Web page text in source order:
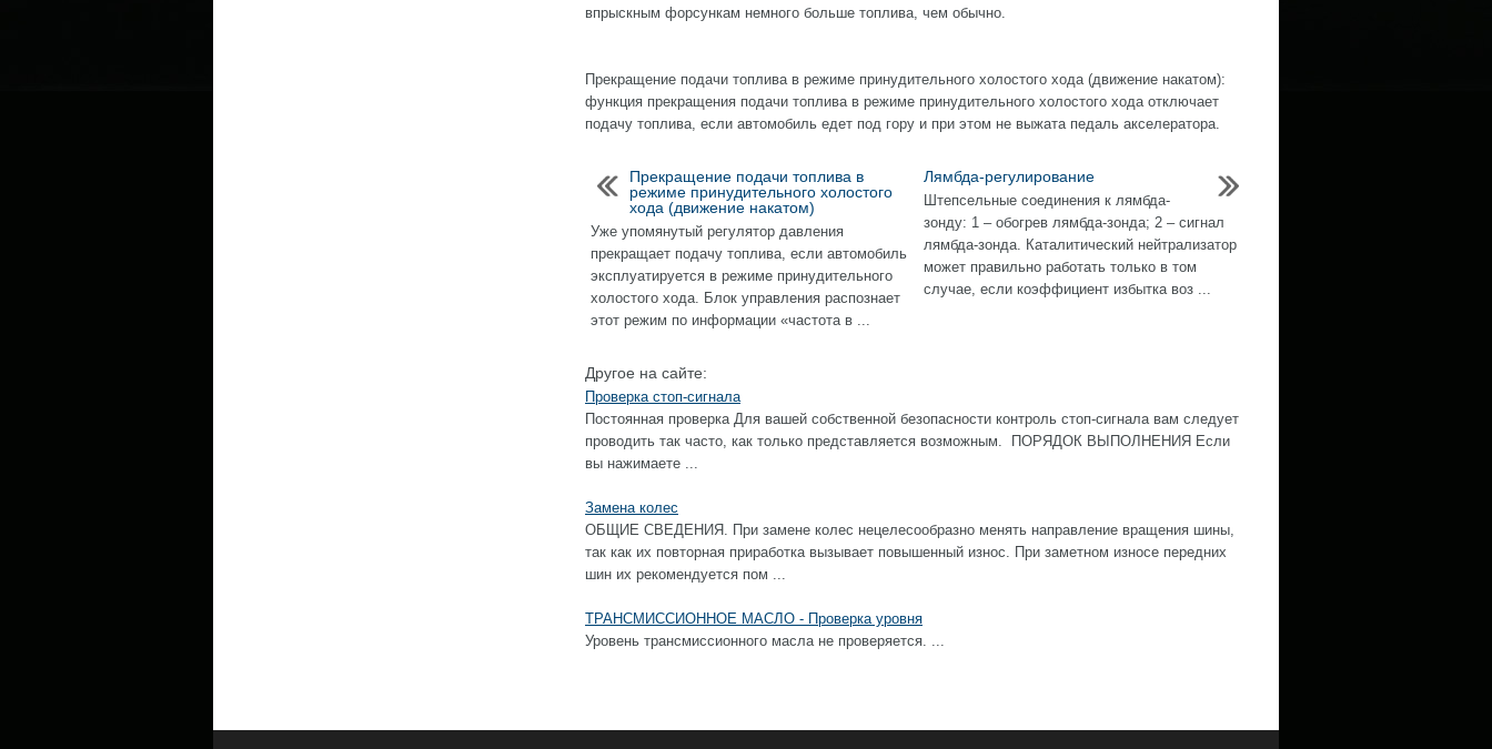
впрыскным форсункам немного больше топлива, чем обычно.
Прекращение подачи топлива в режиме принудительного холостого хода (движение накатом):
функция прекращения подачи топлива в режиме принудительного холостого хода отключает
подачу топлива, если автомобиль едет под гору и при этом не выжата педаль акселератора.
Прекращение подачи топлива в
режиме принудительного холостого
хода (движение накатом)
Уже упомянутый регулятор давления
прекращает подачу топлива, если автомобиль
эксплуатируется в режиме принудительного
холостого хода. Блок управления распознает
этот режим по информации «частота в ...
Лямбда-регулирование
Штепсельные соединения к лямбда-
зонду: 1 – обогрев лямбда-зонда; 2 – сигнал
лямбда-зонда. Каталитический нейтрализатор
может правильно работать только в том
случае, если коэффициент избытка воз ...
Другое на сайте:
Проверка стоп-сигнала
Постоянная проверка Для вашей собственной безопасности контроль стоп-сигнала вам следует
проводить так часто, как только представляется возможным. ПОРЯДОК ВЫПОЛНЕНИЯ Если
вы нажимаете ...
Замена колес
ОБЩИЕ СВЕДЕНИЯ. При замене колес нецелесообразно менять направление вращения шины,
так как их повторная приработка вызывает повышенный износ. При заметном износе передних
шин их рекомендуется пом ...
ТРАНСМИССИОННОЕ МАСЛО - Проверка уровня
Уровень трансмиссионного масла не проверяется. ...